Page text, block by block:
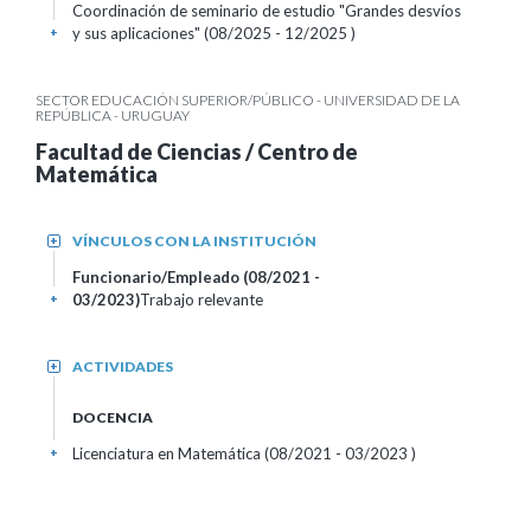
Coordinación de seminario de estudio "Grandes desvíos
y sus aplicaciones" (08/2025 - 12/2025 )
+
SECTOR EDUCACIÓN SUPERIOR/PÚBLICO - UNIVERSIDAD DE LA
REPÚBLICA - URUGUAY
Facultad de Ciencias / Centro de
Matemática
VÍNCULOS CON LA INSTITUCIÓN
+
Funcionario/Empleado (08/2021 -
03/2023)Trabajo relevante
+
ACTIVIDADES
+
DOCENCIA
Licenciatura en Matemática (08/2021 - 03/2023 )
+